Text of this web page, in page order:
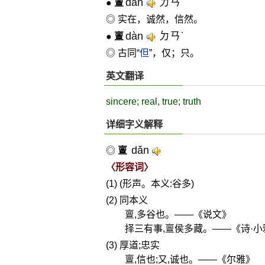
● 亶 dǎn ㄉㄢˇ
◎ 实在，诚然，信然。
● 亶 dàn ㄉㄢˋ
◎ 古同“但”，仅；只。
英文翻译
sincere; real, true; truth
详细字义解释
◎ 亶 dǎn
〈形容词〉
(1) (形声。本义:谷多)
(2) 同本义
亶,多谷也。——《说文》
择三有事,亶侯多藏。——《诗·小
(3) 厚道;忠实
亶,信也;又,诚也。——《尔雅》